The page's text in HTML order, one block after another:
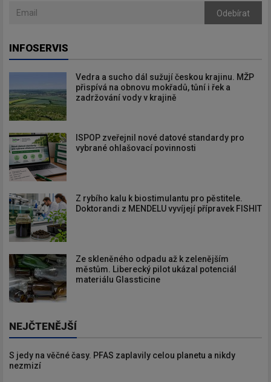
Odebírat
INFOSERVIS
Vedra a sucho dál sužují českou krajinu. MŽP
přispívá na obnovu mokřadů, tůní i řek a
zadržování vody v krajině
ISPOP zveřejnil nové datové standardy pro
vybrané ohlašovací povinnosti
Z rybího kalu k biostimulantu pro pěstitele.
Doktorandi z MENDELU vyvíjejí přípravek FISHIT
Ze skleněného odpadu až k zelenějším
městům. Liberecký pilot ukázal potenciál
materiálu Glassticine
NEJČTENĚJŠÍ
S jedy na věčné časy. PFAS zaplavily celou planetu a nikdy
nezmizí